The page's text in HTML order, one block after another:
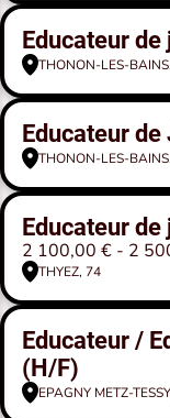
Educateur
THONON-LES-
Educateur
THONON-LES-
Educateur
2 100,00 € - 2
THYEZ, 74
Educateur /
(H/F)
EPAGNY METZ-